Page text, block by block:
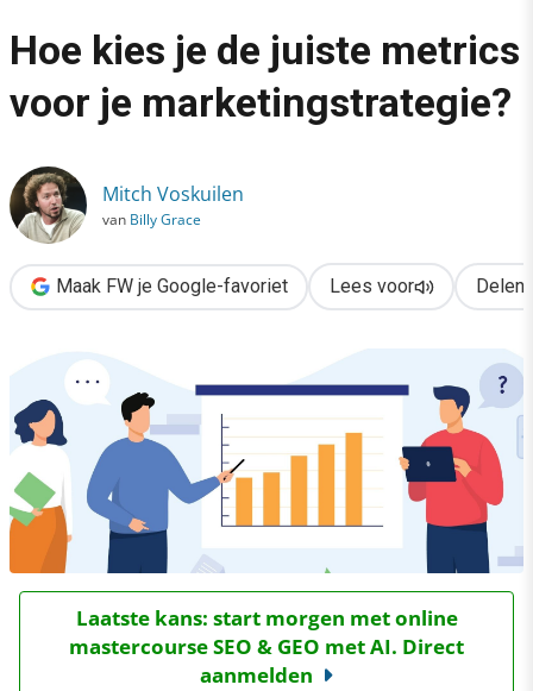
›
Marketing
Hoe kies je de juiste metrics voor je marketingstrategie?
Hoe kies je de juiste metrics
voor je marketingstrategie?
Mitch Voskuilen
van Billy Grace
Maak FW je Google-favoriet Lees voor Delen
Laatste kans: start morgen met online
mastercourse SEO & GEO met AI. Direct
aanmelden